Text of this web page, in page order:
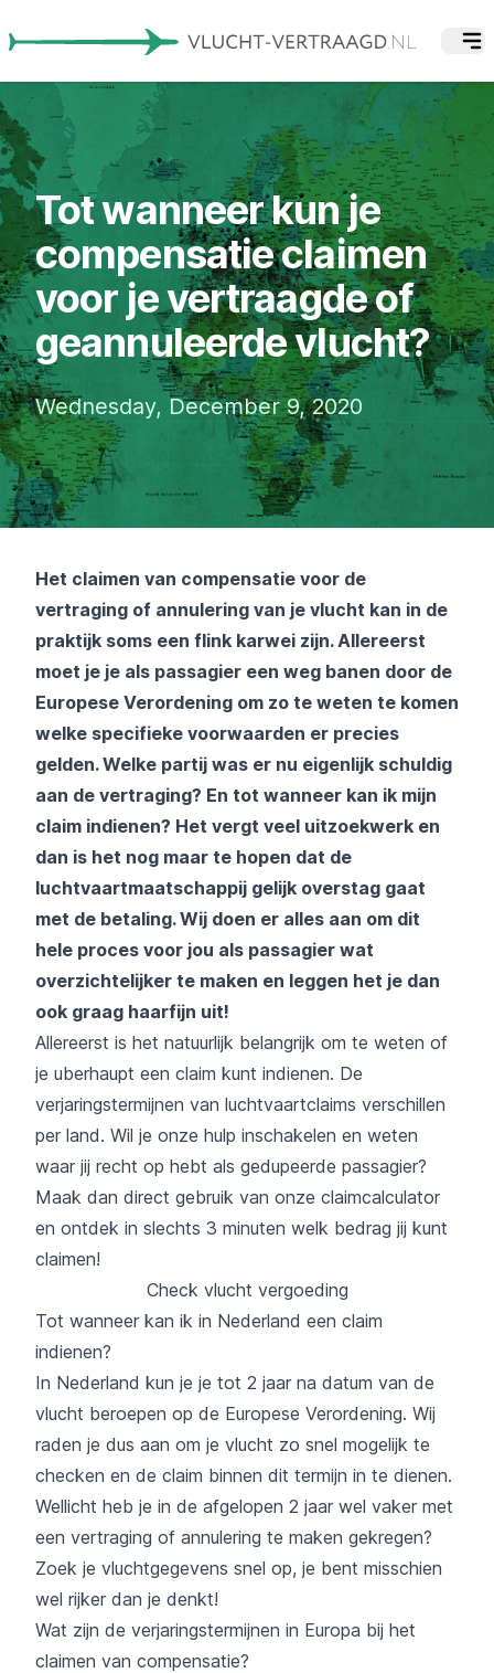
Tot wanneer kun je
compensatie claimen
voor je vertraagde of
geannuleerde vlucht?
Wednesday, December 9, 2020
Het claimen van compensatie voor de
vertraging of annulering van je vlucht kan in de
praktijk soms een flink karwei zijn. Allereerst
moet je je als passagier een weg banen door de
Europese Verordening om zo te weten te komen
welke specifieke voorwaarden er precies
gelden. Welke partij was er nu eigenlijk schuldig
aan de vertraging? En tot wanneer kan ik mijn
claim indienen? Het vergt veel uitzoekwerk en
dan is het nog maar te hopen dat de
luchtvaartmaatschappij gelijk overstag gaat
met de betaling. Wij doen er alles aan om dit
hele proces voor jou als passagier wat
overzichtelijker te maken en leggen het je dan
ook graag haarfijn uit!
Allereerst is het natuurlijk belangrijk om te weten of
je uberhaupt een claim kunt indienen. De
verjaringstermijnen van luchtvaartclaims verschillen
per land. Wil je onze hulp inschakelen en weten
waar jij recht op hebt als gedupeerde passagier?
Maak dan direct gebruik van onze claimcalculator
en ontdek in slechts 3 minuten welk bedrag jij kunt
claimen!
Check vlucht vergoeding
Tot wanneer kan ik in Nederland een claim
indienen?
In Nederland kun je je tot 2 jaar na datum van de
vlucht beroepen op de Europese Verordening. Wij
raden je dus aan om je vlucht zo snel mogelijk te
checken en de claim binnen dit termijn in te dienen.
Wellicht heb je in de afgelopen 2 jaar wel vaker met
een vertraging of annulering te maken gekregen?
Zoek je vluchtgegevens snel op, je bent misschien
wel rijker dan je denkt!
Wat zijn de verjaringstermijnen in Europa bij het
claimen van compensatie?